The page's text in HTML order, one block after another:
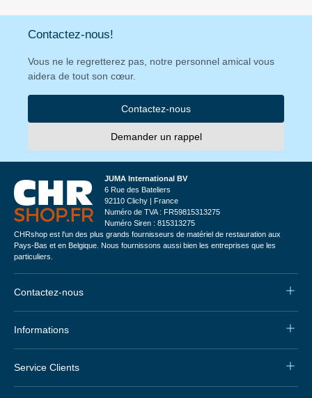
Contactez-nous!
Vous ne le regretterez pas, notre personnel amical vous
aidera de tout son cœur.
Contactez-nous
Demander un rappel
JUMA International BV
6 Rue des Bateliers
92110 Clichy | France
Numéro de TVA : FR59815313275
Numéro Siren : 815313275
CHRshop est l'un des plus grands fournisseurs de matériel de restauration aux
Pays-Bas et en Belgique. Nous fournissons aussi bien les entreprises que les
particuliers.
Contactez-nous
Informations
Service Clients